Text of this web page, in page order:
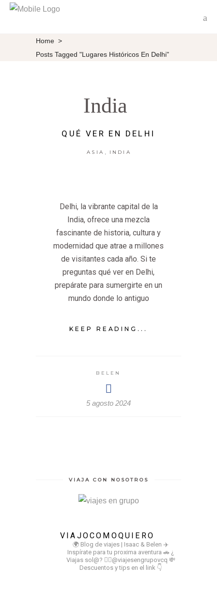
Home >
Posts Tagged "Lugares Históricos En Delhi"
India
QUÉ VER EN DELHI
ASIA INDIA
Delhi, la vibrante capital de la
India, ofrece una mezcla
fascinante de historia, cultura y
modernidad que atrae a millones
de visitantes cada año. Si te
preguntas qué ver en Delhi,
prepárate para sumergirte en un
mundo donde lo antiguo
KEEP READING...
BELEN
5 agosto 2024
VIAJA CON NOSOTROS
VIAJOCOMOQUIERO
🌍 Blog de viajes | Isaac & Belen ✈️
Inspírate para tu proxima aventura 🚗 ¿
Viajas sol@? 👉🏻@viajesengrupovcq 💸
Descuentos y tips en el link 👇